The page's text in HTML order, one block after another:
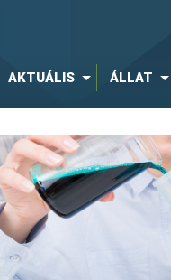
AKTUÁLIS ÁLLAT